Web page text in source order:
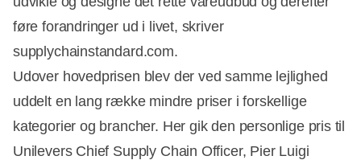
føre forandringer ud i livet, skriver
supplychainstandard.com.
Udover hovedprisen blev der ved samme lejlighed
uddelt en lang række mindre priser i forskellige
kategorier og brancher. Her gik den personlige pris til
Unilevers Chief Supply Chain Officer, Pier Luigi